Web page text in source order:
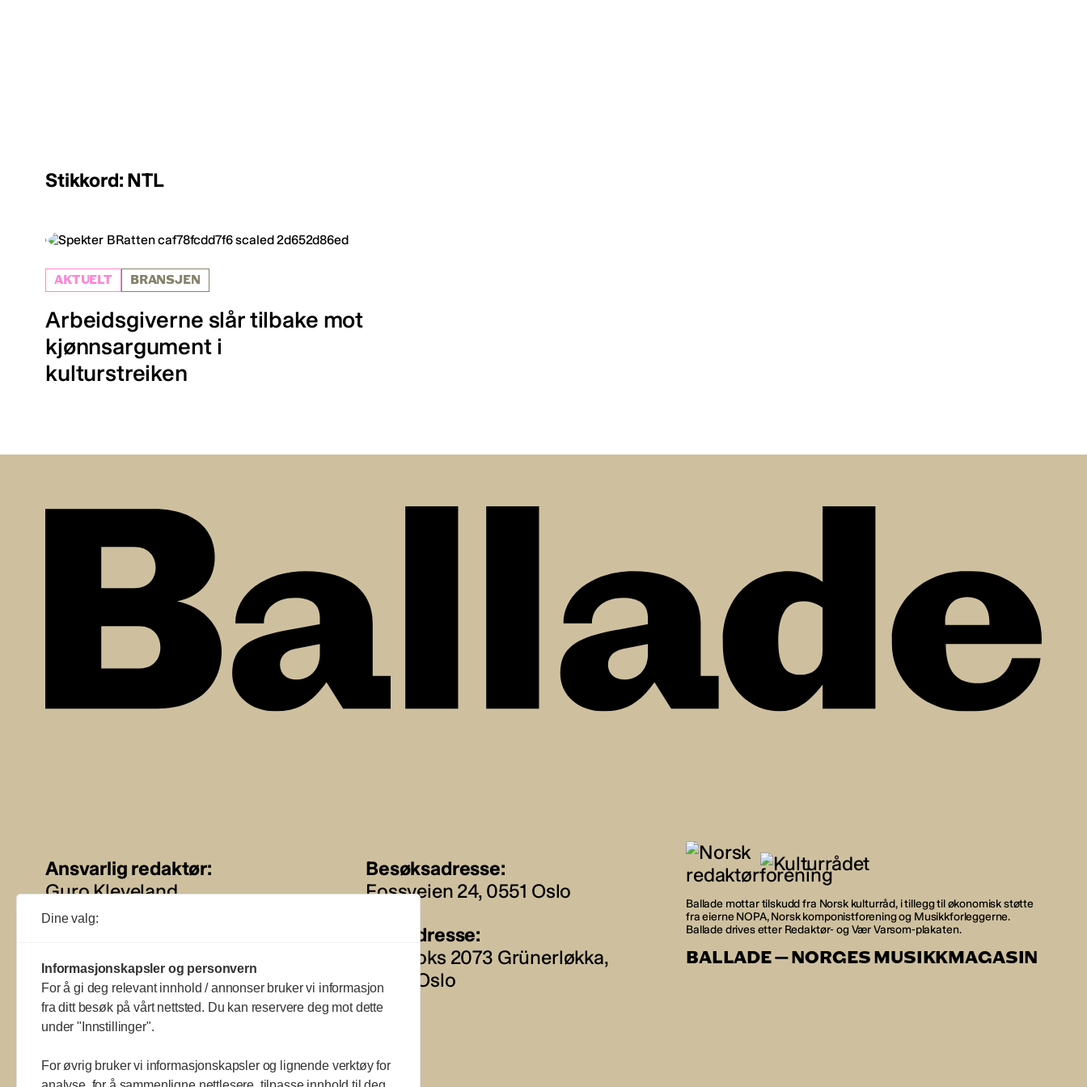
Stikkord: NTL
AKTUELT BRANSJEN
Arbeidsgiverne slår tilbake mot
kjønnsargument i
kulturstreiken
Ansvarlig redaktør:
Guro Kleveland
Sture Bjørseth
Besøksadresse:
Fossveien 24, 0551 Oslo
Postadresse:
Postboks 2073 Grünerløkka,
0505 Oslo
Ballade mottar tilskudd fra Norsk kulturråd, i tillegg til økonomisk støtte
fra eierne NOPA, Norsk komponistforening og Musikkforleggerne.
Ballade drives etter Redaktør- og Vær Varsom-plakaten.
BALLADE — NORGES MUSIKKMAGASIN
Dine valg:
Informasjonskapsler og personvern
For å gi deg relevant innhold / annonser bruker vi informasjon
fra ditt besøk på vårt nettsted. Du kan reservere deg mot dette
under "Innstillinger".
For øvrig bruker vi informasjonskapsler og lignende verktøy for